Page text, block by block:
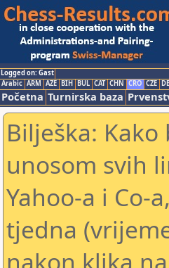
Logged on: Gast
Arabic ARM AZE BIH BUL CAT CHN CRO CZE
Početna Turnirska baza
Bilješka:
unosom svih
Yahoo-a i Co-
tjedna